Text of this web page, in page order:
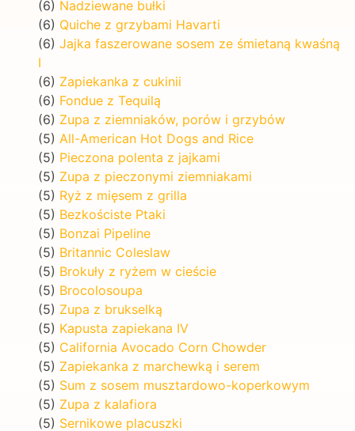
(6) Nadziewane bułki
(6) Quiche z grzybami Havarti
(6) Jajka faszerowane sosem ze śmietaną kwaśną
I
(6) Zapiekanka z cukinii
(6) Fondue z Tequilą
(6) Zupa z ziemniaków, porów i grzybów
(5) All-American Hot Dogs and Rice
(5) Pieczona polenta z jajkami
(5) Zupa z pieczonymi ziemniakami
(5) Ryż z mięsem z grilla
(5) Bezkościste Ptaki
(5) Bonzai Pipeline
(5) Britannic Coleslaw
(5) Brokuły z ryżem w cieście
(5) Brocolosoupa
(5) Zupa z brukselką
(5) Kapusta zapiekana IV
(5) California Avocado Corn Chowder
(5) Zapiekanka z marchewką i serem
(5) Sum z sosem musztardowo-koperkowym
(5) Zupa z kalafiora
(5) Sernikowe placuszki